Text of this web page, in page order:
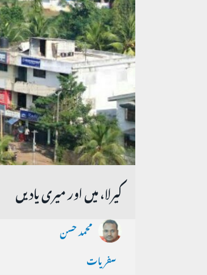
کیرلا، میں اور میری یادیں
محمد حسن
سفریات